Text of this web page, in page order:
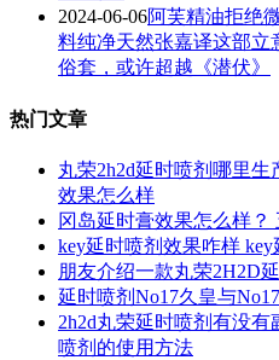
2024-06-06阿芙精油拒绝
料纯净天然张嘉译这部立
俗套，或许超越《潜伏》
热门文章
丸荣2h2d延时喷剂哪里生
效果怎么样
冈岛延时膏效果怎么样
key延时喷剂效果咋样
朋友介绍一款丸荣2H2D
延时喷剂No17久皇与
2h2d丸荣延时喷剂有没
喷剂的使用方法